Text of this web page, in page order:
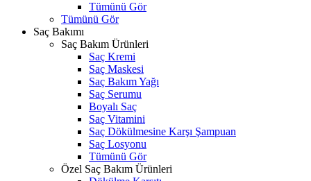
Tümünü Gör
Tümünü Gör
Saç Bakımı
Saç Bakım Ürünleri
Saç Kremi
Saç Maskesi
Saç Bakım Yağı
Saç Serumu
Boyalı Saç
Saç Vitamini
Saç Dökülmesine Karşı Şampuan
Saç Losyonu
Tümünü Gör
Özel Saç Bakım Ürünleri